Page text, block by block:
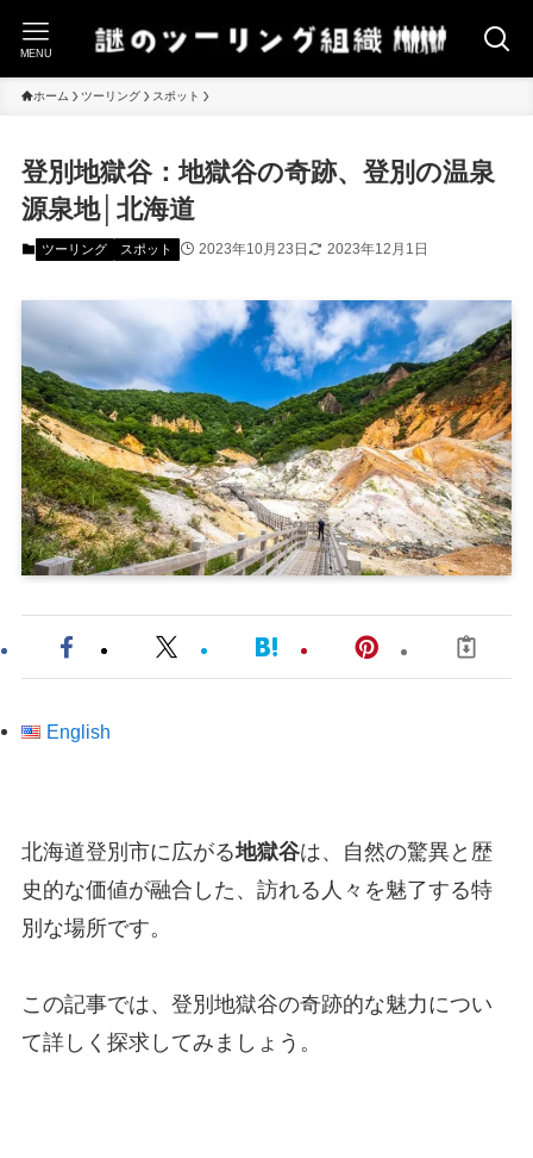
MENU
ホーム ツーリング スポット
登別地獄谷：地獄谷の奇跡、登別の温泉
源泉地│北海道
ツーリング スポット 2023年10月23日 2023年12月1日
English
北海道登別市に広がる地獄谷は、自然の驚異と歴
史的な価値が融合した、訪れる人々を魅了する特
別な場所です。
この記事では、登別地獄谷の奇跡的な魅力につい
て詳しく探求してみましょう。